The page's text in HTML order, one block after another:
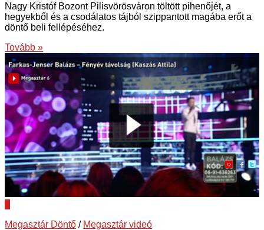
Nagy Kristóf Bozont Pilisvörösváron töltött pihenőjét, a
hegyekből és a csodálatos tájból szippantott magába erőt a
döntő beli fellépéséhez.
Tovább »
Megasztár Döntő / Megasztár videó